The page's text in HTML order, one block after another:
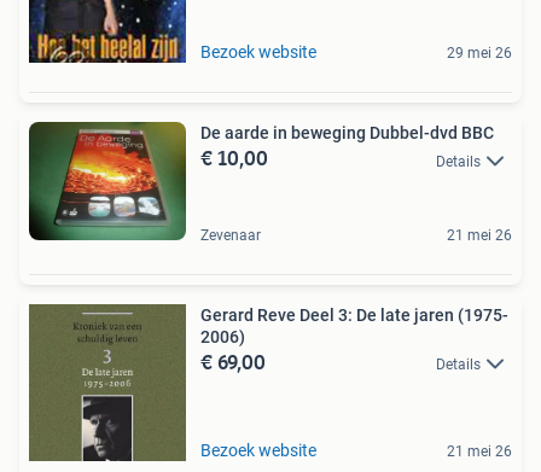
Bezoek website 29 mei 26
De aarde in beweging Dubbel-dvd BBC
€ 10,00 Details
Zevenaar 21 mei 26
Gerard Reve Deel 3: De late jaren (1975-
2006)
€ 69,00 Details
Bezoek website 21 mei 26